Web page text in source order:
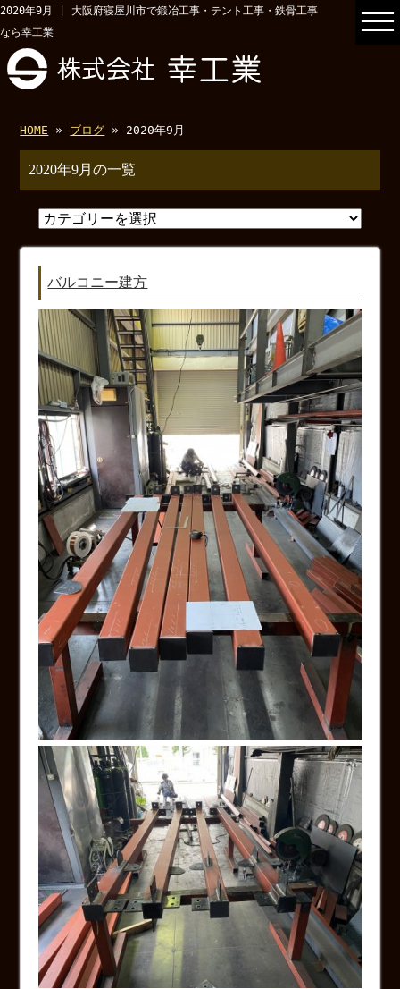
2020年9月 | 大阪府寝屋川市で鍛冶工事・テント工事・鉄骨工事
なら幸工業
HOME » ブログ » 2020年9月
2020年9月の一覧
バルコニー建方